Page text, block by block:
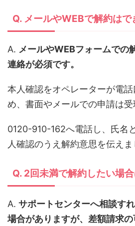
Q. メールやWEBで解約はで
A. メールやWEBフォームでの
連絡が必須です。
本人確認をオペレーターが電
め、書面やメールでの申請は受
0120-910-162へ電話し、氏名
人確認のうえ解約意思を伝えま
Q. 2回未満で解約したい場合
A. サポートセンターへ相談す
場合がありますが、差額請求の